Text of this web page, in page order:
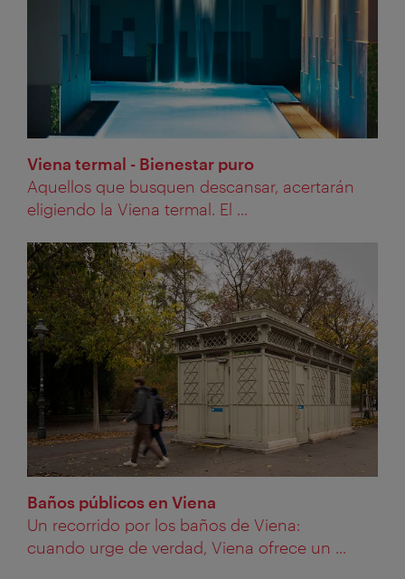
Viena termal - Bienestar puro
Aquellos que busquen descansar, acertarán
eligiendo la Viena termal. El ...
Baños públicos en Viena
Un recorrido por los baños de Viena:
cuando urge de verdad, Viena ofrece un ...